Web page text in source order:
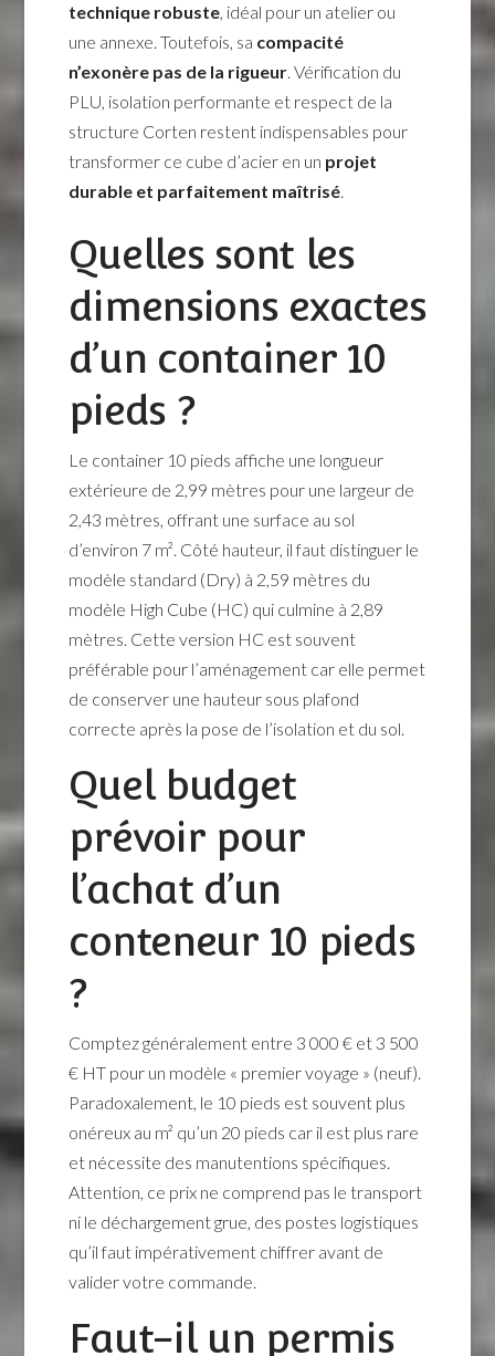
technique robuste, idéal pour un atelier ou
une annexe. Toutefois, sa compacité
n’exonère pas de la rigueur. Vérification du
PLU, isolation performante et respect de la
structure Corten restent indispensables pour
transformer ce cube d’acier en un projet
durable et parfaitement maîtrisé.
Quelles sont les
dimensions exactes
d’un container 10
pieds ?
Le container 10 pieds affiche une longueur
extérieure de 2,99 mètres pour une largeur de
2,43 mètres, offrant une surface au sol
d’environ 7 m². Côté hauteur, il faut distinguer le
modèle standard (Dry) à 2,59 mètres du
modèle High Cube (HC) qui culmine à 2,89
mètres. Cette version HC est souvent
préférable pour l’aménagement car elle permet
de conserver une hauteur sous plafond
correcte après la pose de l’isolation et du sol.
Quel budget
prévoir pour
l’achat d’un
conteneur 10 pieds
?
Comptez généralement entre 3 000 € et 3 500
€ HT pour un modèle « premier voyage » (neuf).
Paradoxalement, le 10 pieds est souvent plus
onéreux au m² qu’un 20 pieds car il est plus rare
et nécessite des manutentions spécifiques.
Attention, ce prix ne comprend pas le transport
ni le déchargement grue, des postes logistiques
qu’il faut impérativement chiffrer avant de
valider votre commande.
Faut-il un permis